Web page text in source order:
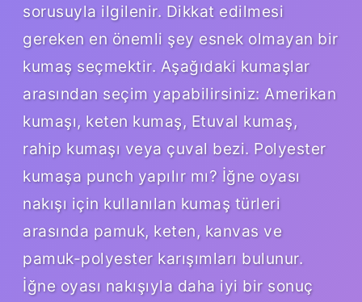
sorusuyla ilgilenir. Dikkat edilmesi
gereken en önemli şey esnek olmayan bir
kumaş seçmektir. Aşağıdaki kumaşlar
arasından seçim yapabilirsiniz: Amerikan
kumaşı, keten kumaş, Etuval kumaş,
rahip kumaşı veya çuval bezi. Polyester
kumaşa punch yapılır mı? İğne oyası
nakışı için kullanılan kumaş türleri
arasında pamuk, keten, kanvas ve
pamuk-polyester karışımları bulunur.
İğne oyası nakışıyla daha iyi bir sonuç